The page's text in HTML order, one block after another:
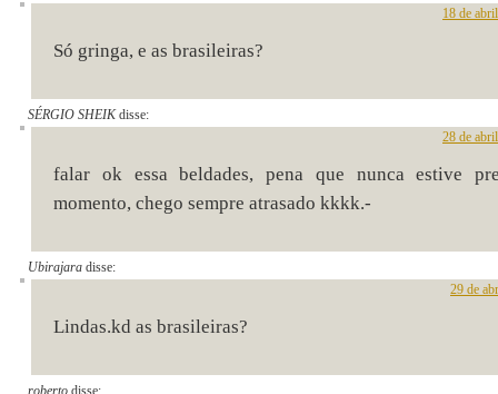
18 de
Só gringa, e as brasileiras?
SÉRGIO SHEIK disse:
28 de
falar ok essa beldades, pena que nunca estive
momento, chego sempre atrasado kkkk.-
Ubirajara disse:
29 de
Lindas.kd as brasileiras?
roberto disse: